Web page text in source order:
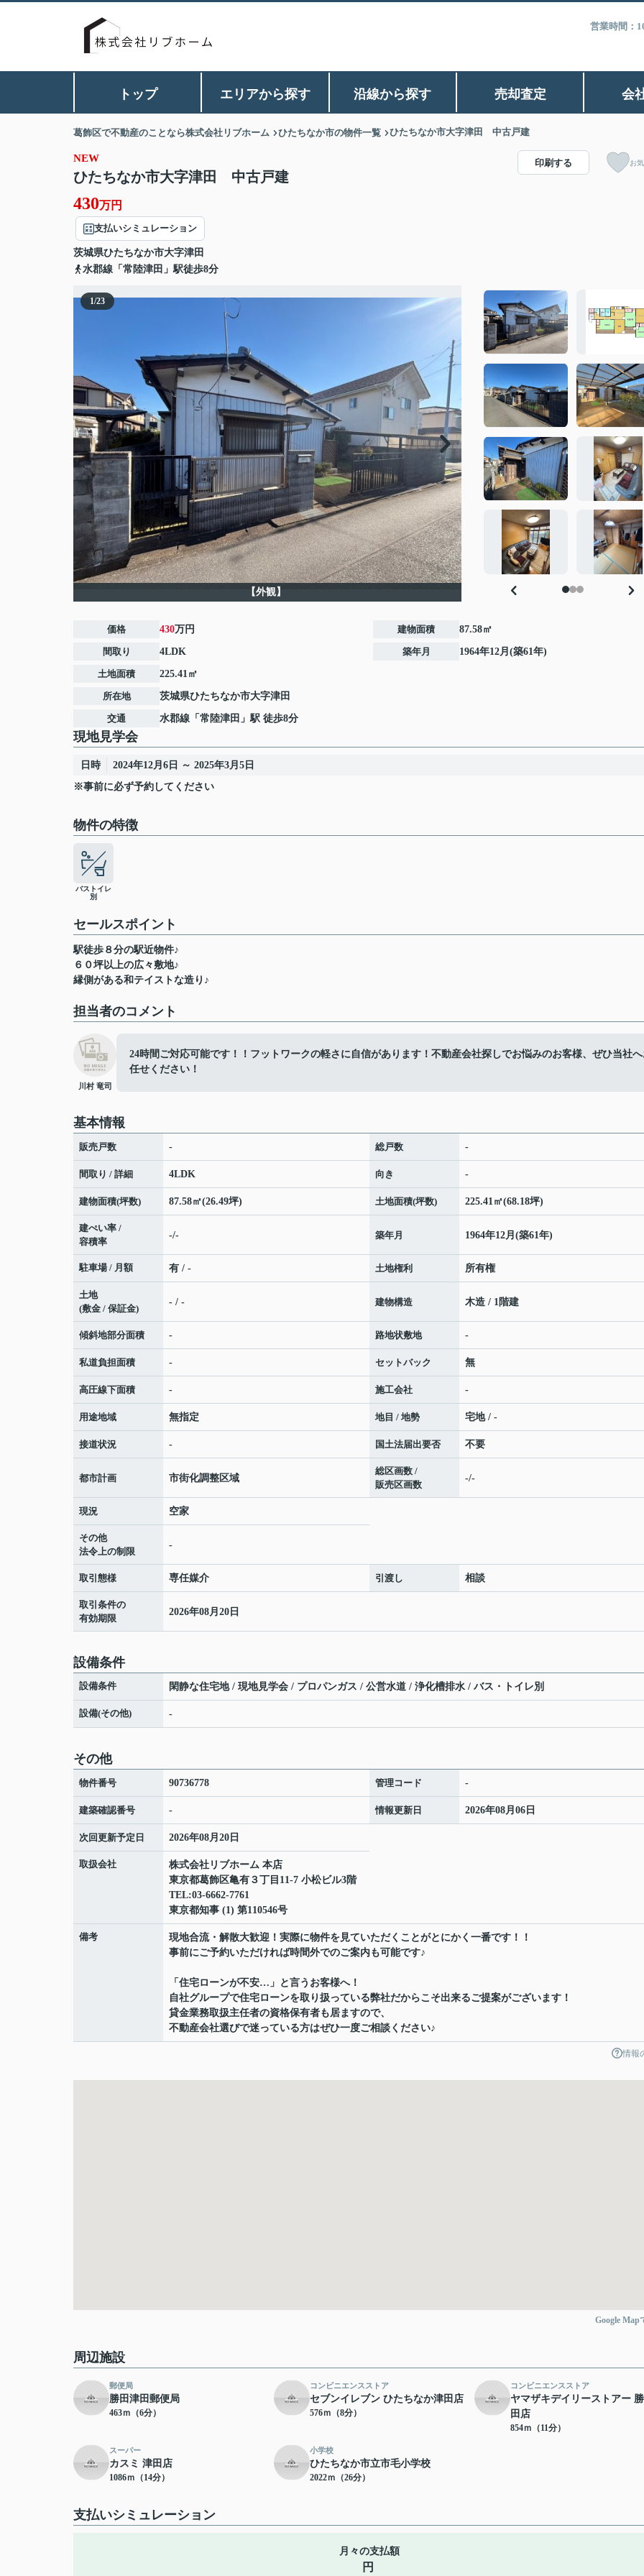
営業時間：
トップ エリアから探す 沿線から探す 売却査定 会
葛飾区で不動産のことなら株式会社リブホーム ひたちなか市の物件一覧 ひたちなか市大字津田 中古戸建
NEW
ひたちなか市大字津田 中古戸建
430万円
支払いシミュレーション
茨城県ひたちなか市大字津田
水郡線「常陸津田」駅徒歩8分
印刷する お
1/23
【外観】
価格 430万円
間取り 4LDK
土地面積 225.41㎡
所在地 茨城県ひたちなか市大字津田
交通 水郡線 「 常陸津田 」駅 徒歩8分
建物面積 87.58㎡
築年月 1964年12月(築61年)
現地見学会
日時
2024年12月6日 ～ 2025年3月5日
※事前に必ず予約してください
物件の特徴
バストイレ
別
セールスポイント
駅徒歩８分の駅近物件♪
６０坪以上の広々敷地♪
縁側がある和テイストな造り♪
担当者のコメント
川村 竜司
24時間ご対応可能です！！フットワークの軽さに自信があります！不動産会社探しでお悩みのお客様、ぜひ当社
任せください！
基本情報
販売戸数 - 総戸数 -
間取り / 詳細 4LDK 向き -
建物面積(坪数) 87.58㎡(26.49坪) 土地面積(坪数) 225.41㎡(68.18坪)
建ぺい率 /
容積率
-/- 築年月 1964年12月(築61年)
駐車場 / 月額 有 / - 土地権利 所有権
土地
(敷金 / 保証金)
- / - 建物構造 木造 / 1階建
傾斜地部分面積 - 路地状敷地 -
私道負担面積 - セットバック 無
高圧線下面積 - 施工会社 -
用途地域 無指定 地目 / 地勢 宅地 / -
接道状況 - 国土法届出要否 不要
都市計画 市街化調整区域
総区画数 /
販売区画数
-/-
現況 空家
その他
法令上の制限
-
取引態様 専任媒介 引渡し 相談
取引条件の
有効期限
2026年08月20日
設備条件
設備条件 閑静な住宅地 / 現地見学会 / プロパンガス / 公営水道 / 浄化槽排水 / バス・トイレ別
設備(その他) -
その他
物件番号 90736778 管理コード -
建築確認番号 - 情報更新日 2026年08月06日
次回更新予定日 2026年08月20日
取扱会社
株式会社リブホーム 本店
東京都葛飾区亀有３丁目11-7 小松ビル3階
TEL:03-6662-7761
東京都知事 (1) 第110546号
備考
現地合流・解散大歓迎！実際に物件を見ていただくことがとにかく一番です！！
事前にご予約いただければ時間外でのご案内も可能です♪
「住宅ローンが不安…」と言うお客様へ！
自社グループで住宅ローンを取り扱っている弊社だからこそ出来るご提案がございます！
貸金業務取扱主任者の資格保有者も居ますので、
不動産会社選びで迷っている方はぜひ一度ご相談ください♪
情報
Google Map
周辺施設
郵便局
勝田津田郵便局
463ｍ（6分）
コンビニエンスストア
セブンイレブン ひたちなか津田店
576ｍ（8分）
コンビニエンスストア
ヤマザキデイリーストアー
田店
854ｍ（11分）
スーパー
カスミ 津田店
1086ｍ（14分）
小学校
ひたちなか市立市毛小学校
2022ｍ（26分）
支払いシミュレーション
月々の支払額
円